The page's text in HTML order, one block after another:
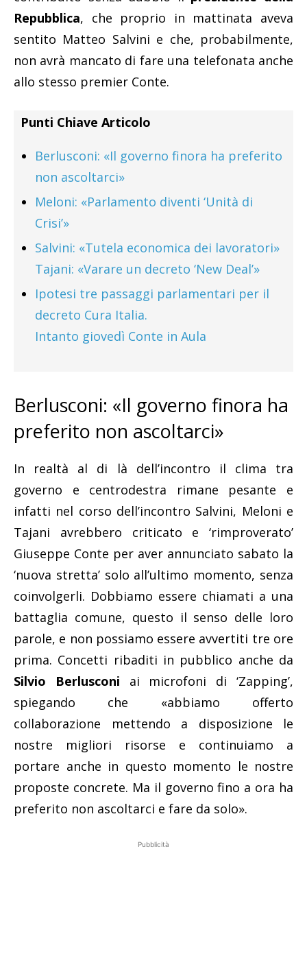
Repubblica, che proprio in mattinata aveva
sentito Matteo Salvini e che, probabilmente,
non avrà mancato di fare una telefonata anche
allo stesso premier Conte.
Punti Chiave Articolo
Berlusconi: «Il governo finora ha preferito
non ascoltarci»
Meloni: «Parlamento diventi ‘Unità di
Crisi’»
Salvini: «Tutela economica dei lavoratori»
Tajani: «Varare un decreto ‘New Deal’»
Ipotesi tre passaggi parlamentari per il
decreto Cura Italia.
Intanto giovedì Conte in Aula
Berlusconi: «Il governo finora ha
preferito non ascoltarci»
In realtà al di là dell’incontro il clima tra
governo e centrodestra rimane pesante e
infatti nel corso dell’incontro Salvini, Meloni e
Tajani avrebbero criticato e ‘rimproverato’
Giuseppe Conte per aver annunciato sabato la
‘nuova stretta’ solo all’ultimo momento, senza
coinvolgerli. Dobbiamo essere chiamati a una
battaglia comune, questo il senso delle loro
parole, e non possiamo essere avvertiti tre ore
prima. Concetti ribaditi in pubblico anche da
Silvio Berlusconi ai microfoni di ‘Zapping’,
spiegando che «abbiamo offerto
collaborazione mettendo a disposizione le
nostre migliori risorse e continuiamo a
portare anche in questo momento le nostre
proposte concrete. Ma il governo fino a ora ha
preferito non ascoltarci e fare da solo».
Pubblicità